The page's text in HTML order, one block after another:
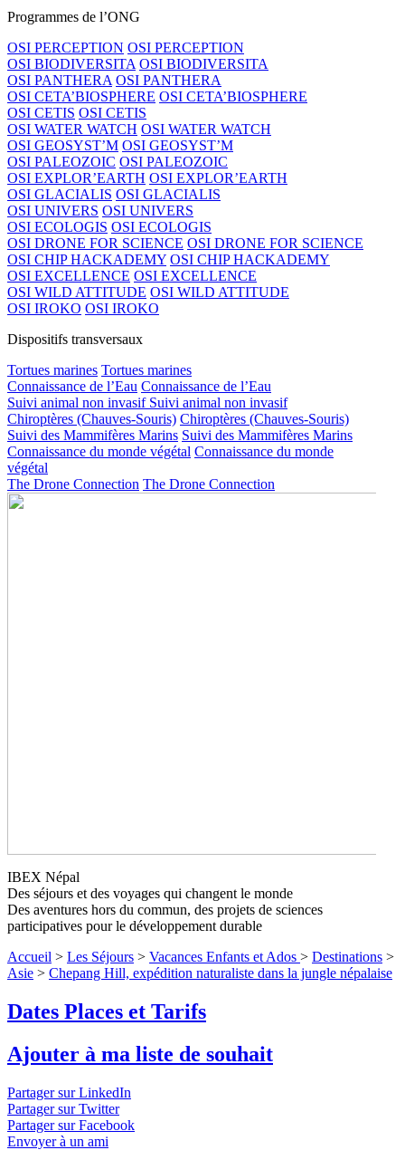
Programmes de l’ONG
OSI PERCEPTION OSI PERCEPTION
OSI BIODIVERSITA OSI BIODIVERSITA
OSI PANTHERA OSI PANTHERA
OSI CETA’BIOSPHERE OSI CETA’BIOSPHERE
OSI CETIS OSI CETIS
OSI WATER WATCH OSI WATER WATCH
OSI GEOSYST’M OSI GEOSYST’M
OSI PALEOZOIC OSI PALEOZOIC
OSI EXPLOR’EARTH OSI EXPLOR’EARTH
OSI GLACIALIS OSI GLACIALIS
OSI UNIVERS OSI UNIVERS
OSI ECOLOGIS OSI ECOLOGIS
OSI DRONE FOR SCIENCE OSI DRONE FOR SCIENCE
OSI CHIP HACKADEMY OSI CHIP HACKADEMY
OSI EXCELLENCE OSI EXCELLENCE
OSI WILD ATTITUDE OSI WILD ATTITUDE
OSI IROKO OSI IROKO
Dispositifs transversaux
Tortues marines Tortues marines
Connaissance de l’Eau Connaissance de l’Eau
Suivi animal non invasif Suivi animal non invasif
Chiroptères (Chauves-Souris) Chiroptères (Chauves-Souris)
Suivi des Mammifères Marins Suivi des Mammifères Marins
Connaissance du monde végétal Connaissance du monde
végétal
The Drone Connection The Drone Connection
Chepang Hill, expédition naturaliste
dans la jungle népalaiseNiveau 3
Une expédition scientifique au Népal pour découvrir et étudier
la biodiversité des forêts tropicales des Chepang Hill sur les
contreforts de l'Himalaya. L'objectif : obtenir la protection
construction d'une route. ↓ Lire le descriptif détaillé plus bas ↓
IBEX Népal
Des séjours et des voyages qui changent le monde
Des aventures hors du commun, des projets de sciences
participatives pour le développement durable
Accueil > Les Séjours > Vacances Enfants et Ados > Destinations >
Asie > Chepang Hill, expédition naturaliste dans la jungle népalaise
Dates Places et Tarifs
Ajouter à ma liste de souhait
Partager sur LinkedIn
Partager sur Twitter
Partager sur Facebook
Envoyer à un ami